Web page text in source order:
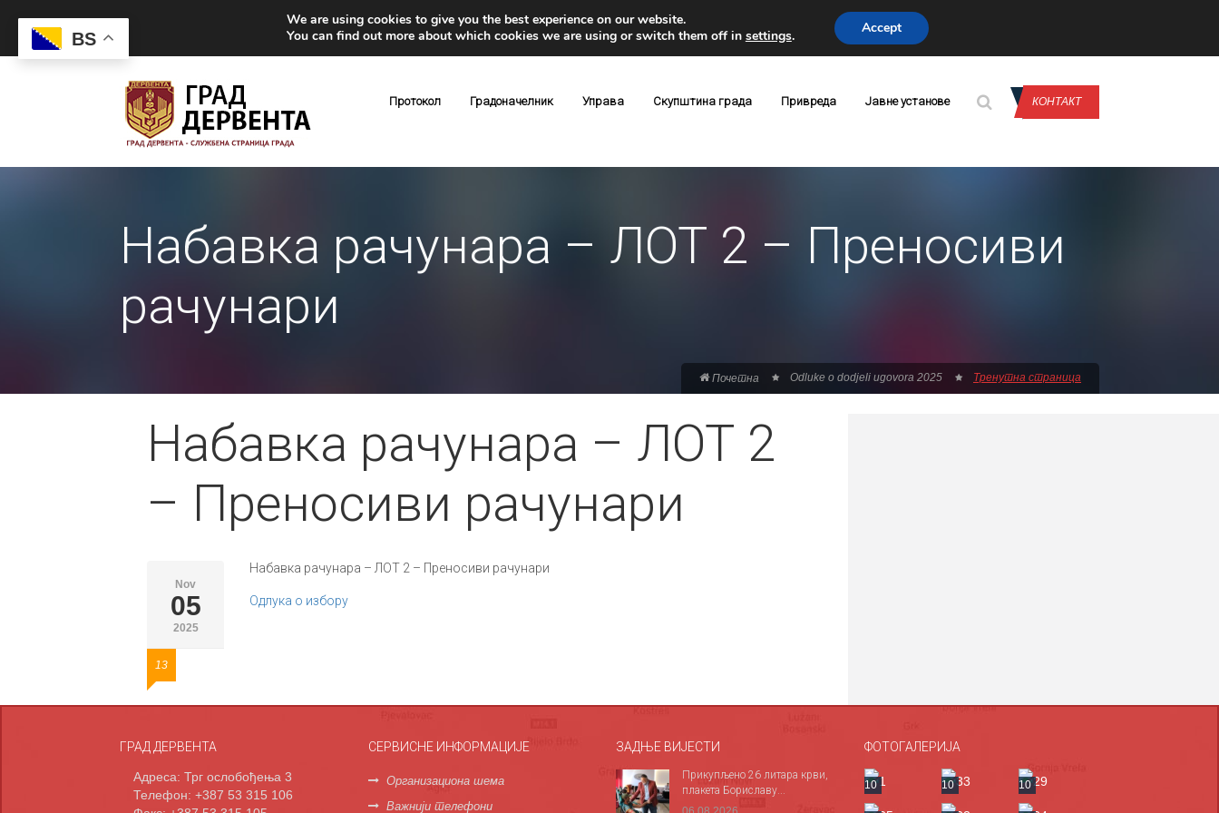
Протокол Градоначелник Управа Скупштина града Привреда Јавне установе КОНТАКТ
Набавка рачунара – ЛОТ 2 – Преносиви
рачунари
Почетна Odluke o dodjeli ugovora 2025 Тренутна страница
Набавка рачунара – ЛОТ 2
– Преносиви рачунари
Nov
05
2025
13
Набавка рачунара – ЛОТ 2 – Преносиви рачунари
Одлука о избору
ГРАД ДЕРВЕНТА
Адреса: Трг ослобођења 3
Телефон: +387 53 315 106
СЕРВИСНЕ ИНФОРМАЦИЈЕ
Организациона шема
Важнији телефони
ЗАДЊЕ ВИЈЕСТИ
Прикупљено 26 литара крви,
плакета Бориславу...
ФОТОГАЛЕРИЈА
10 10 10
BS
We are using cookies to give you the best experience on our website.
You can find out more about which cookies we are using or switch them off in settings. Accept